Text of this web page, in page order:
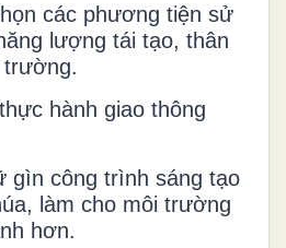
các phương tiện sử
lượng tái tạo, thân
trường.
hành giao thông
gìn công trình sáng tạo
làm cho môi trường
hơn.